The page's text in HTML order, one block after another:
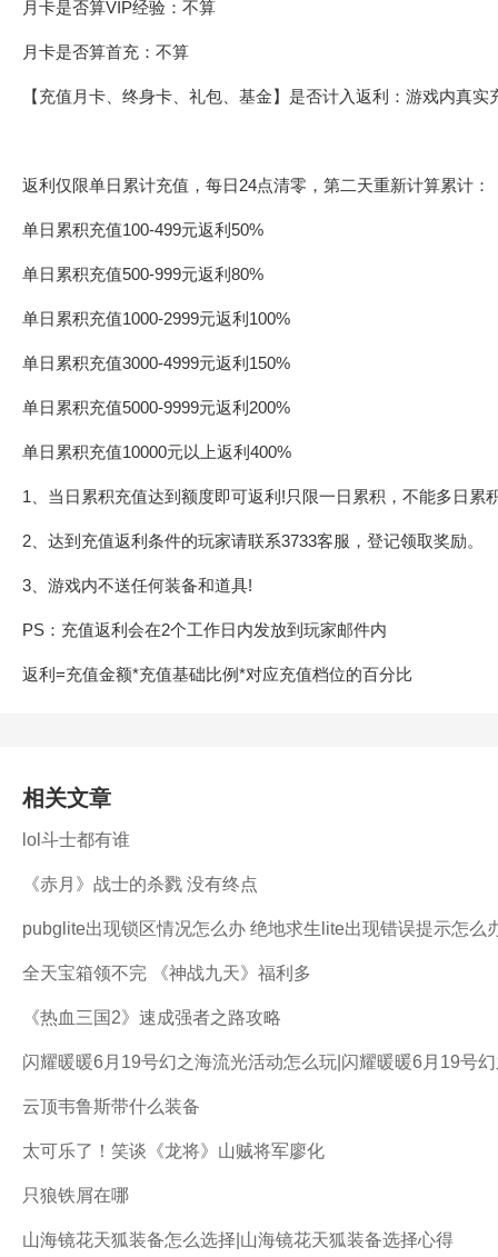
月卡是否算VIP经验：不算
月卡是否算首充：不算
【充值月卡、终身卡、礼包、基金】是否计入返利：游戏内真实
返利仅限单日累计充值，每日24点清零，第二天重新计算累计：
单日累积充值100-499元返利50%
单日累积充值500-999元返利80%
单日累积充值1000-2999元返利100%
单日累积充值3000-4999元返利150%
单日累积充值5000-9999元返利200%
单日累积充值10000元以上返利400%
1、当日累积充值达到额度即可返利!只限一日累积，不能多日累
2、达到充值返利条件的玩家请联系3733客服，登记领取奖励。
3、游戏内不送任何装备和道具!
PS：充值返利会在2个工作日内发放到玩家邮件内
返利=充值金额*充值基础比例*对应充值档位的百分比
相关文章
lol斗士都有谁
《赤月》战士的杀戮 没有终点
pubglite出现锁区情况怎么办 绝地求生lite出现错误提示怎么
全天宝箱领不完 《神战九天》福利多
《热血三国2》速成强者之路攻略
闪耀暖暖6月19号幻之海流光活动怎么玩|闪耀暖暖6月19号
云顶韦鲁斯带什么装备
太可乐了！笑谈《龙将》山贼将军廖化
只狼铁屑在哪
山海镜花天狐装备怎么选择|山海镜花天狐装备选择心得